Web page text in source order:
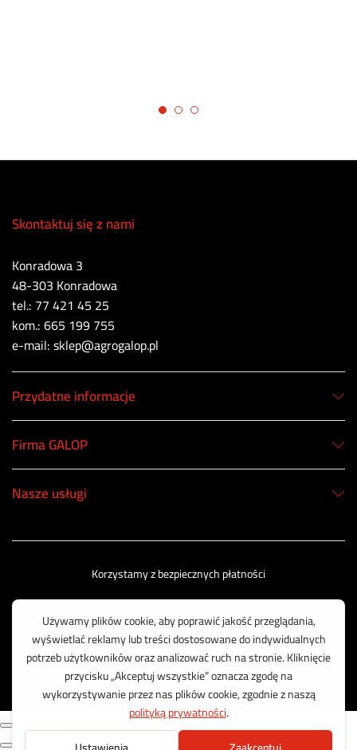
Skontaktuj się z nami
Konradowa 3
48-303 Konradowa
tel.: 77 421 45 25
kom.: 665 199 755
e-mail: sklep@agrogalop.pl
Przydatne informacje
Firma GALOP
Nasze usługi
© 2003 - 2025 GALOP - Wyposażenie Rolnictwa | Wykonanie:
CreativeOne
Korzystamy z bezpiecznych płatności